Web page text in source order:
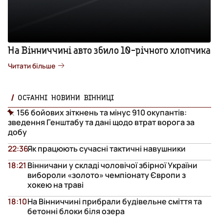
На Вінниччині авто збило 10-річного хлопчика
Читати більше
ОСТАННІ НОВИНИ ВІННИЦІ
156 бойових зіткнень та мінус 910 окупантів:
зведення Генштабу та дані щодо втрат ворога за
добу
Як працюють сучасні тактичні навушники
22:36
Вінничани у складі чоловічої збірної України
вибороли «золото» чемпіонату Європи з
хокею на траві
18:21
На Вінниччині прибрали будівельне сміття та
бетонні блоки біля озера
18:10